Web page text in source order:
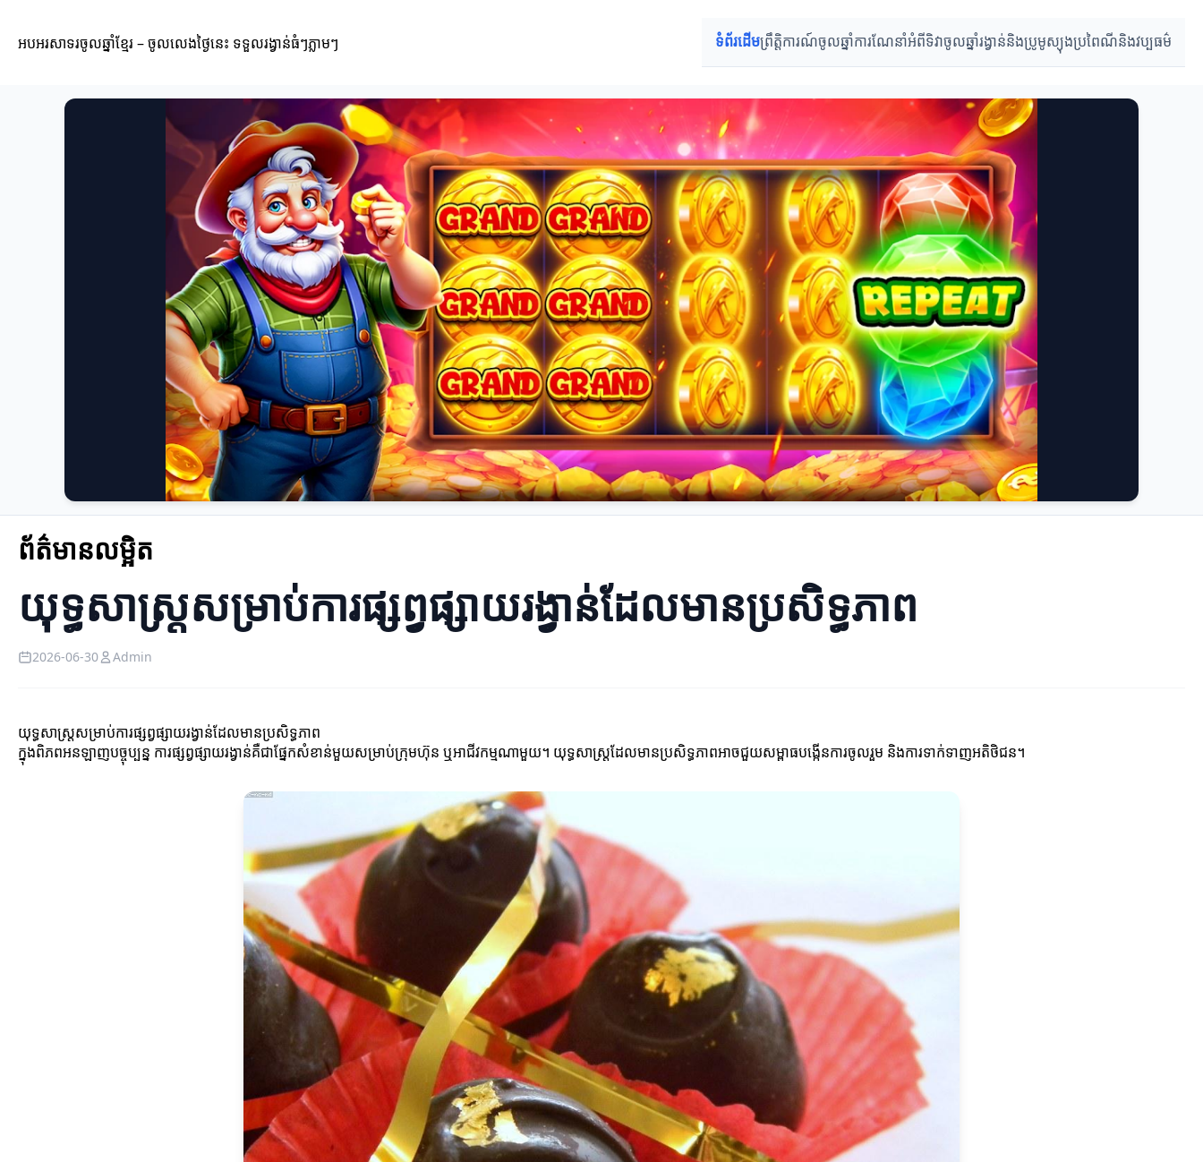
អបអរសាទរចូលឆ្នាំខ្មែរ – ចូលលេងថ្ងៃនេះ ទទួលរង្វាន់ធំៗភ្លាមៗ ទំព័រដើមព្រឹត្តិការណ៍ចូលឆ្នាំការណែនាំអំពីទិវាចូលឆ្នាំរង្វាន់និងប្រូមូស្យុងប្រពៃណីនិងវប្បធម៌
ព័ត៌មានលម្អិត
យុទ្ធសាស្ត្រសម្រាប់ការផ្សព្វផ្សាយរង្វាន់ដែលមានប្រសិទ្ធភាព
2026-06-30 Admin
យុទ្ធសាស្ត្រសម្រាប់ការផ្សព្វផ្សាយរង្វាន់ដែលមានប្រសិទ្ធភាព
ក្នុងពិភពអនឡាញបច្ចុប្បន្ន ការផ្សព្វផ្សាយរង្វាន់គឺជាផ្នែកសំខាន់មួយសម្រាប់ក្រុមហ៊ុន ឬអាជីវកម្មណាមួយ។ យុទ្ធសាស្ត្រដែលមានប្រសិទ្ធភាពអាចជួយសម្ពាធបង្កើនការចូលរួម និងការទាក់ទាញអតិថិជន។